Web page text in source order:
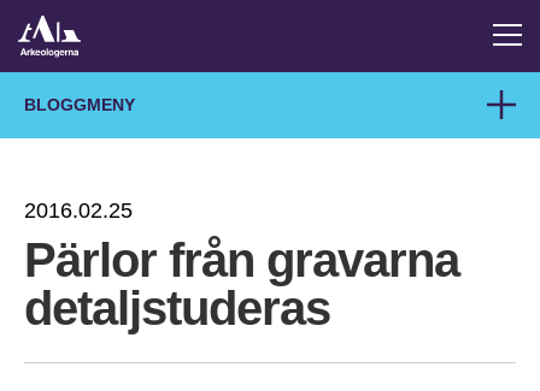
BLOGGMENY
2016.02.25
Pärlor från gravarna
detaljstuderas